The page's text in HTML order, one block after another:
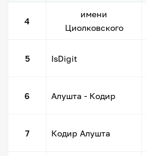
4
имени
Циолковского
5 IsDigit
6 Алушта - Кодир
7 Кодир Алушта